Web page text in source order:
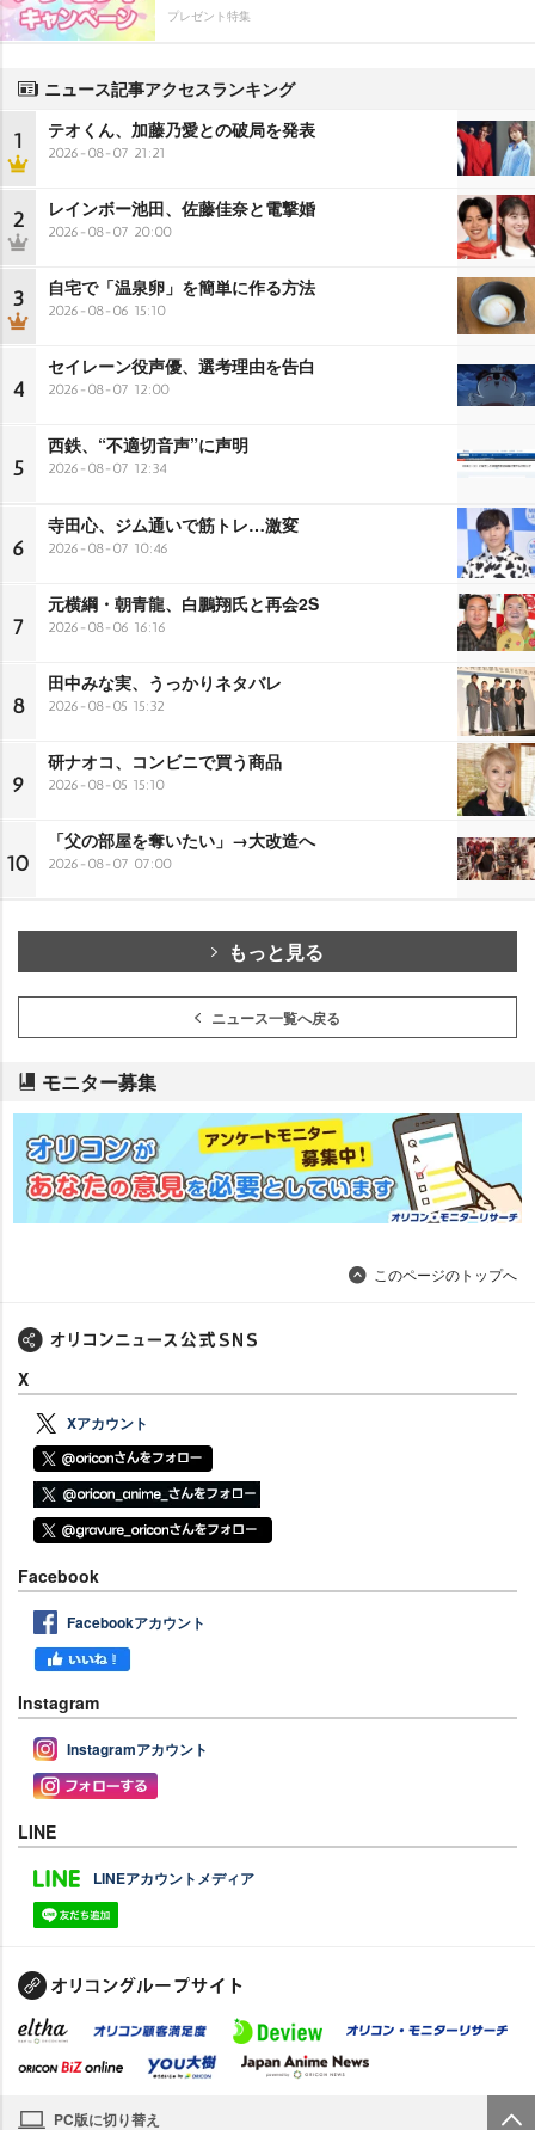
プレゼント特集
ニュース記事アクセスランキング
1 テオくん、加藤乃愛との破局を発表
2026-08-07 21:21
2 レインボー池田、佐藤佳奈と電撃婚
2026-08-07 20:00
3 自宅で「温泉卵」を簡単に作る方法
2026-08-06 15:10
4
セイレーン役声優、選考理由を告白
2026-08-07 12:00
5
西鉄、“不適切音声”に声明
2026-08-07 12:34
6
寺田心、ジム通いで筋トレ…激変
2026-08-07 10:46
7
元横綱・朝青龍、白鵬翔氏と再会2S
2026-08-06 16:16
8
田中みな実、うっかりネタバレ
2026-08-05 15:32
9
研ナオコ、コンビニで買う商品
2026-08-05 15:10
10
「父の部屋を奪いたい」→大改造へ
2026-08-07 07:00
もっと見る
ニュース一覧へ戻る
モニター募集
このページのトップへ
X
Xアカウント
Facebook
Facebookアカウント
Instagram
Instagramアカウント
LINE
LINEアカウントメディア
PC版に切り替え